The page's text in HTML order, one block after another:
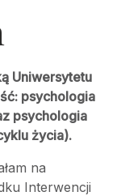
Uniwersytetu
psychologia
psychologia
życia).
na
Interwencji